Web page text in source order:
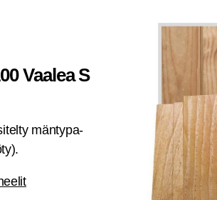
Vaa­lea S
män­ty­pa­